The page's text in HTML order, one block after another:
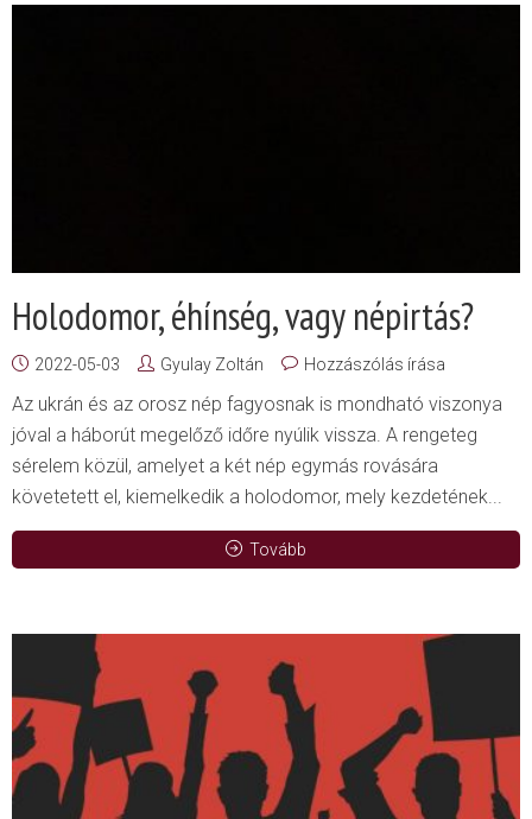
Holodomor, éhínség, vagy népirtás?
2022-05-03 Gyulay Zoltán Hozzászólás írása
Az ukrán és az orosz nép fagyosnak is mondható viszonya
jóval a háborút megelőző időre nyúlik vissza. A rengeteg
sérelem közül, amelyet a két nép egymás rovására
követetett el, kiemelkedik a holodomor, mely kezdetének...
Tovább